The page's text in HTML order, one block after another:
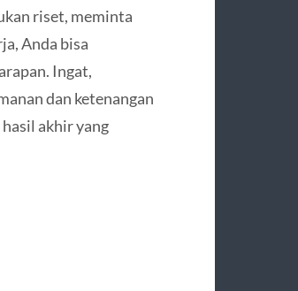
riset, meminta
Anda bisa
Ingat,
dan ketenangan
akhir yang